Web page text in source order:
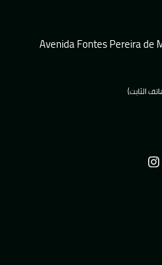
Avenida Fontes Pereira de
الثابت)